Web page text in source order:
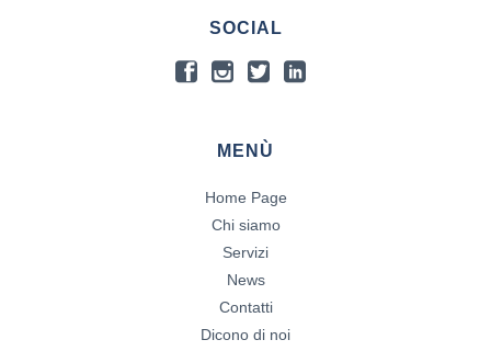
SOCIAL
MENÙ
Home Page
Chi siamo
Servizi
News
Contatti
Dicono di noi